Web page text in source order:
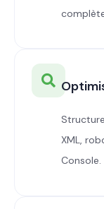
XML,
Console.